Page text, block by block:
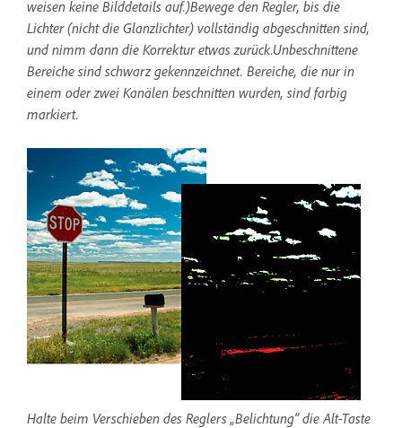
weisen keine Bilddetails auf.)Bewege den Regler, bis die
Lichter (nicht die Glanzlichter) vollständig abgeschnitten sind,
und nimm dann die Korrektur etwas zurück.Unbeschnittene
Bereiche sind schwarz gekennzeichnet. Bereiche, die nur in
einem oder zwei Kanälen beschnitten wurden, sind farbig
markiert.
Halte beim Verschieben des Reglers „Belichtung“ die Alt-Taste